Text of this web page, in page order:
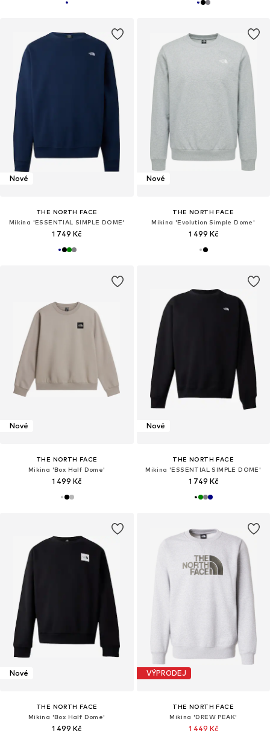
Nové
THE NORTH FACE
Mikina 'ESSENTIAL SIMPLE DOME'
1 749 Kč
Nové
THE NORTH FACE
Mikina 'Evolution Simple Dome'
1 499 Kč
Nové
THE NORTH FACE
Mikina 'Box Half Dome'
1 499 Kč
Nové
THE NORTH FACE
Mikina 'ESSENTIAL SIMPLE DOME'
1 749 Kč
Nové
THE NORTH FACE
Mikina 'Box Half Dome'
1 499 Kč
VÝPRODEJ
THE NORTH FACE
Mikina 'DREW PEAK'
1 449 Kč